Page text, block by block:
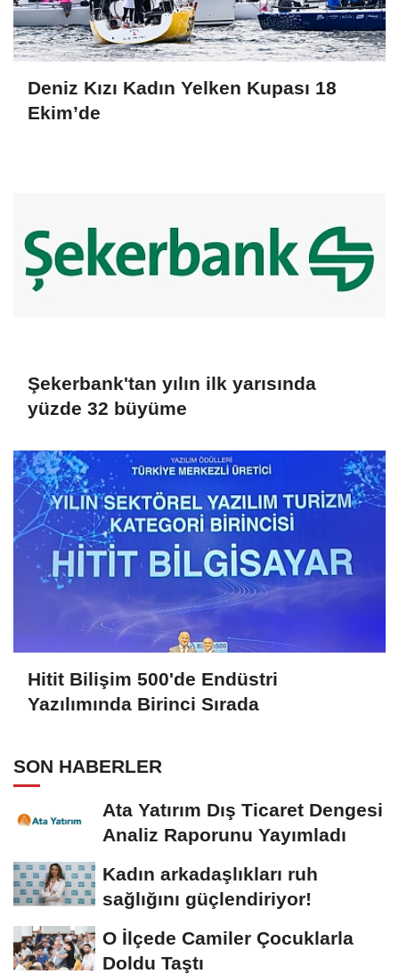
Deniz Kızı Kadın Yelken Kupası 18
Ekim’de
Şekerbank'tan yılın ilk yarısında
yüzde 32 büyüme
Hitit Bilişim 500'de Endüstri
Yazılımında Birinci Sırada
SON HABERLER
Ata Yatırım Dış Ticaret Dengesi
Analiz Raporunu Yayımladı
Kadın arkadaşlıkları ruh
sağlığını güçlendiriyor!
O İlçede Camiler Çocuklarla
Doldu Taştı